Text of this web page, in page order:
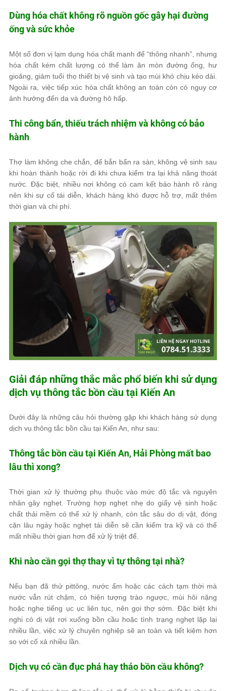
Dùng hóa chất không rõ nguồn gốc gây hại đường
ống và sức khỏe
Một số đơn vị lạm dụng hóa chất mạnh để “thông nhanh”, nhưng
hóa chất kém chất lượng có thể làm ăn mòn đường ống, hư
gioăng, giảm tuổi thọ thiết bị vệ sinh và tạo mùi khó chịu kéo dài.
Ngoài ra, việc tiếp xúc hóa chất không an toàn còn có nguy cơ
ảnh hưởng đến da và đường hô hấp.
Thi công bẩn, thiếu trách nhiệm và không có bảo
hành
Thợ làm không che chắn, để bắn bẩn ra sàn, không vệ sinh sau
khi hoàn thành hoặc rời đi khi chưa kiểm tra lại khả năng thoát
nước. Đặc biệt, nhiều nơi không có cam kết bảo hành rõ ràng
nên khi sự cố tái diễn, khách hàng khó được hỗ trợ, mất thêm
thời gian và chi phí.
Giải đáp những thắc mắc phổ biến khi sử dụng
dịch vụ thông tắc bồn cầu tại Kiến An
Dưới đây là những câu hỏi thường gặp khi khách hàng sử dụng
dịch vụ thông tắc bồn cầu tại Kiến An, như sau:
Thông tắc bồn cầu tại Kiến An, Hải Phòng mất bao
lâu thì xong?
Thời gian xử lý thường phụ thuộc vào mức độ tắc và nguyên
nhân gây nghẹt. Trường hợp nghẹt nhẹ do giấy vệ sinh hoặc
chất thải mềm có thể xử lý nhanh, còn tắc sâu do dị vật, đóng
cặn lâu ngày hoặc nghẹt tái diễn sẽ cần kiểm tra kỹ và có thể
mất nhiều thời gian hơn để xử lý triệt để.
Khi nào cần gọi thợ thay vì tự thông tại nhà?
Nếu bạn đã thử pittông, nước ấm hoặc các cách tạm thời mà
nước vẫn rút chậm, có hiện tượng trào ngược, mùi hôi nặng
hoặc nghe tiếng ục ục liên tục, nên gọi thợ sớm. Đặc biệt khi
nghi có dị vật rơi xuống bồn cầu hoặc tình trạng nghẹt lặp lại
nhiều lần, việc xử lý chuyên nghiệp sẽ an toàn và tiết kiệm hơn
so với cố xả nhiều lần.
Dịch vụ có cần đục phá hay tháo bồn cầu không?